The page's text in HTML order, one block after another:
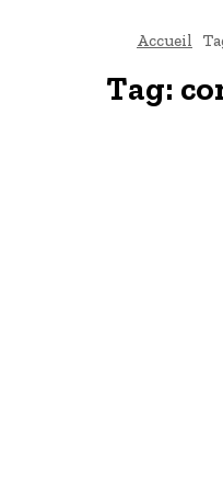
Accueil
Tag: